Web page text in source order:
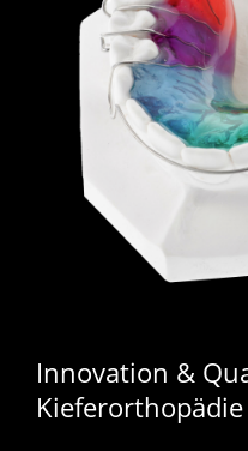
Innovation &
Kieferorthopädie